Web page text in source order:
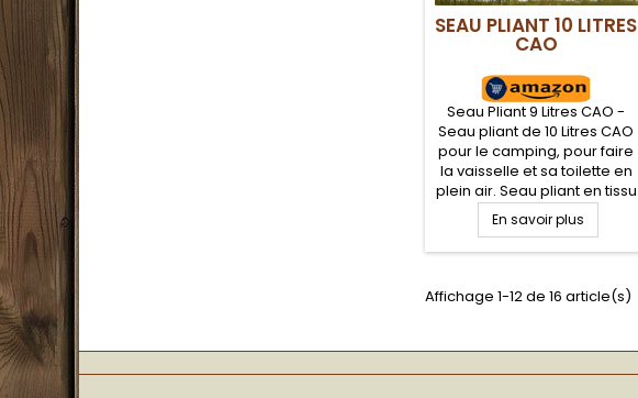
SEAU PLIANT 10 LITRES
CAO
Seau Pliant 9 Litres CAO -
Seau pliant de 10 Litres CAO
pour le camping, pour faire
la vaisselle et sa toilette en
plein air. Seau pliant en tissu
PVC 500D résistant avec
poignée renforcée pour le
transport. Robuste et
range facilement
En savoir plus
Affichage 1-12 de 16 article(s)